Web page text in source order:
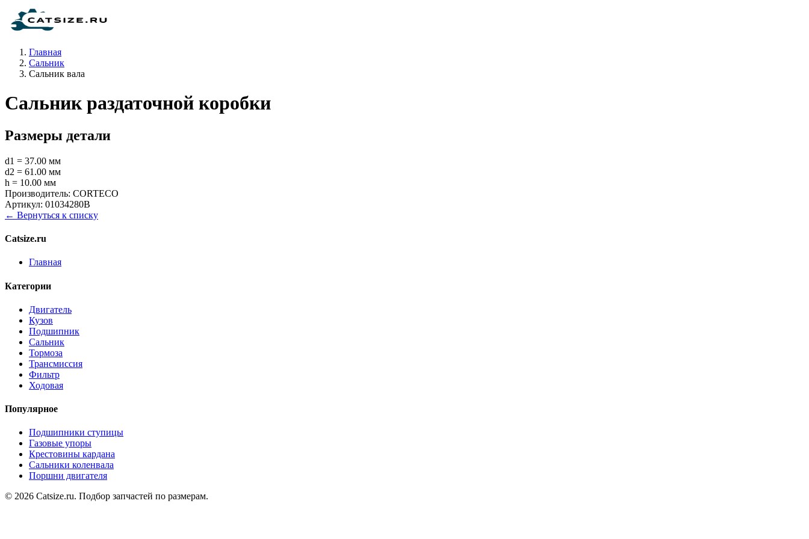
Главная
Сальник
Сальник вала
Сальник раздаточной коробки
Размеры детали
d1 = 37.00 мм
d2 = 61.00 мм
h = 10.00 мм
Производитель: CORTECO
Артикул: 01034280B
← Вернуться к списку
Catsize.ru
Главная
Категории
Двигатель
Кузов
Подшипник
Сальник
Тормоза
Трансмиссия
Фильтр
Ходовая
Популярное
Подшипники ступицы
Газовые упоры
Крестовины кардана
Сальники коленвала
Поршни двигателя
© 2026 Catsize.ru. Подбор запчастей по размерам.